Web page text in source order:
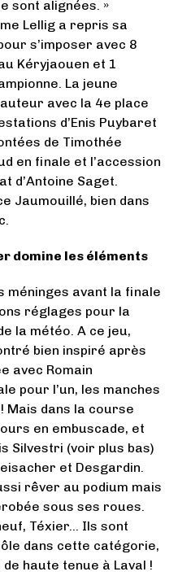
sont alignées. »
Lellig a repris sa
s’imposer avec 8
Kéryjaouen et 1
La jeune
avec la 4e place
d’Enis Puybaret
de Timothée
en finale et l’accession
d’Antoine Saget.
Jaumouillé, bien dans
domine les éléments
méninges avant la finale
réglages pour la
la météo. A ce jeu,
bien inspiré après
avec Romain
pour l’un, les manches
Mais dans la course
en embuscade, et
Silvestri (voir plus bas)
et Desgardin.
rêver au podium mais
sous ses roues.
Téxier… Ils sont
dans cette catégorie,
haute tenue à Laval !